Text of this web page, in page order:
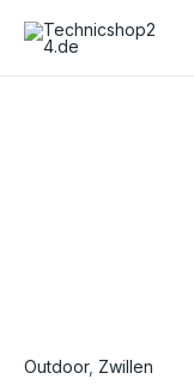
Inhalt
Outdoor, Zwillen